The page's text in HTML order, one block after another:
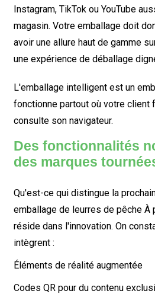
Instagram, TikTok ou YouTube
magasin. Votre emballage doit
avoir une allure haut de gamme
une expérience de déballage
L'emballage intelligent est un
fonctionne partout où votre client
consulte son navigateur.
Des fonctionnalités
des marques
Qu'est-ce qui distingue la
emballage de leurres de pêcheÀ
réside dans l'innovation. On
intègrent :
Éléments de réalité augmentée
Codes QR pour du contenu